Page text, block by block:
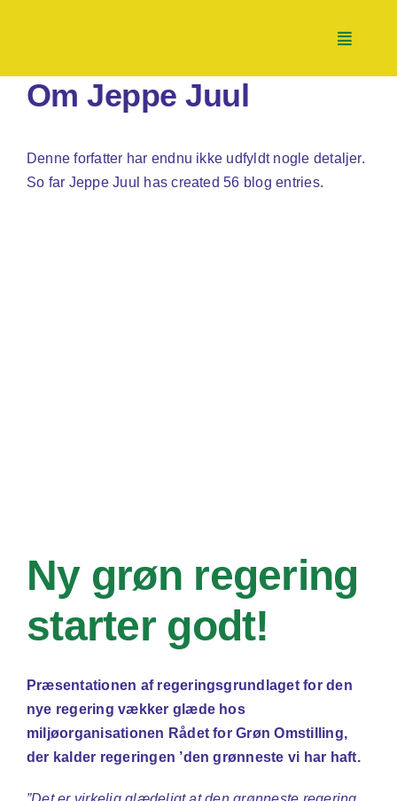
Toggle
Nyheder
Tænketank
OmJeppe Juul
Denne forfatter har endnu ikke udfyldt nogle detaljer.
So far Jeppe Juul has created 56 blog entries.
Ny grøn regering
starter godt!
Præsentationen af regeringsgrundlaget for den
nye regering vækker glæde hos
miljøorganisationen Rådet for Grøn Omstilling,
der kalder regeringen ’den grønneste vi har haft.